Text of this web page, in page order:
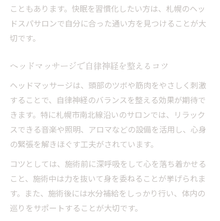
こともあります。快眠を習慣化したい方は、札幌のヘッ
ドスパサロンで自分に合った通い方を見つけることが大
切です。
ヘッドマッサージで自律神経を整えるコツ
ヘッドマッサージは、頭部のツボや筋肉をやさしく刺激
することで、自律神経のバランスを整える効果が期待で
きます。特に札幌市南北線沿いのサロンでは、リラック
スできる音楽や照明、アロマなどの設備を活用し、心身
の緊張を解きほぐす工夫がされています。
コツとしては、施術前に深呼吸をして心を落ち着かせる
こと、施術中は力を抜いて身を委ねることが挙げられま
す。また、施術後には水分補給をしっかり行い、体内の
巡りをサポートすることが大切です。